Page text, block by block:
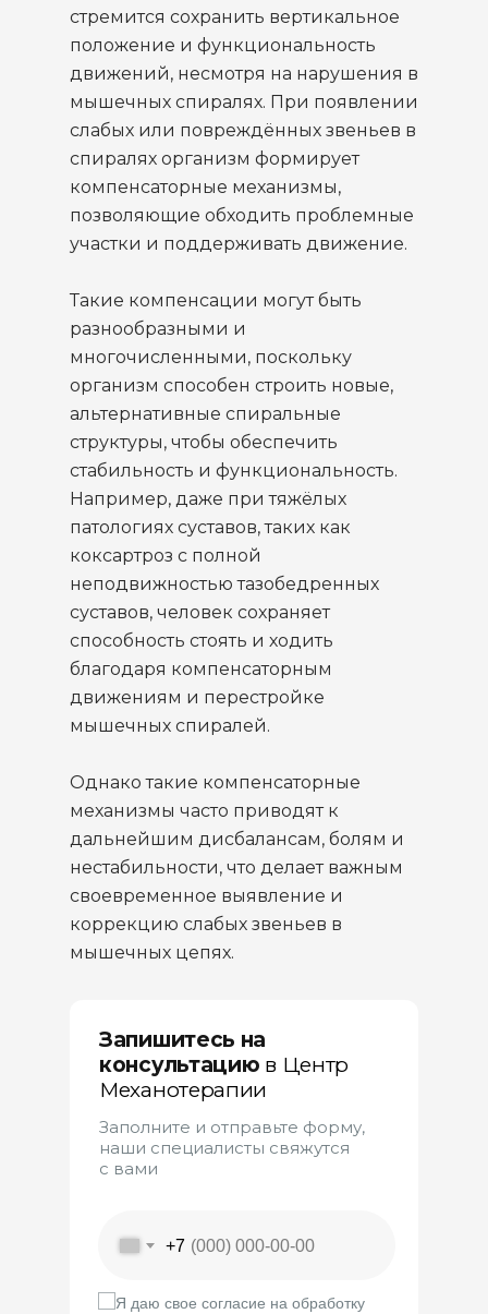
стремится сохранить вертикальное
положение и функциональность
движений, несмотря на нарушения в
мышечных спиралях. При появлении
слабых или повреждённых звеньев в
спиралях организм формирует
компенсаторные механизмы,
позволяющие обходить проблемные
участки и поддерживать движение.
Такие компенсации могут быть
разнообразными и
многочисленными, поскольку
организм способен строить новые,
альтернативные спиральные
структуры, чтобы обеспечить
стабильность и функциональность.
Например, даже при тяжёлых
патологиях суставов, таких как
коксартроз с полной
неподвижностью тазобедренных
суставов, человек сохраняет
способность стоять и ходить
благодаря компенсаторным
движениям и перестройке
мышечных спиралей.
Однако такие компенсаторные
механизмы часто приводят к
дальнейшим дисбалансам, болям и
нестабильности, что делает важным
своевременное выявление и
коррекцию слабых звеньев в
мышечных цепях.
Заполните и отправьте форму,
наши специалисты свяжутся
с вами
Запишитесь на
консультацию в Центр
Механотерапии
+7
Я даю свое согласие на обработку